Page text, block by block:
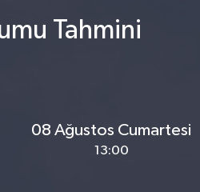
Tahmini
08 Ağustos Cumartesi
13:00